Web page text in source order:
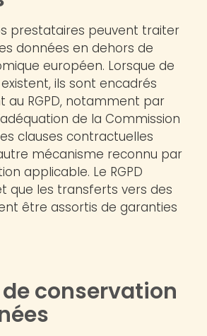
prestataires peuvent traiter
données en dehors de
européen. Lorsque de
ils sont encadrés
RGPD, notamment par
de la Commission
clauses contractuelles
mécanisme reconnu par
applicable. Le RGPD
que les transferts vers des
être assortis de garanties
de conservation